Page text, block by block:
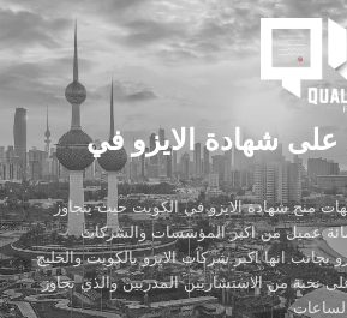
شهادة الايزو في
منح شهادة الايزو في الكويت حيث يتجاوز
عميل من اكبر المؤسسات والشركات
بجانب انها اكبر شركات الايزو بالكويت والخليج
نخبة من الاستشاريين المدربين والذي تجاوز